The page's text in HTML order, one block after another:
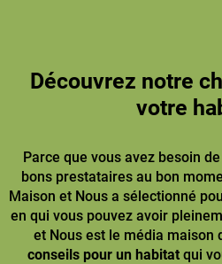
Découvrez notre
votre
Parce que vous avez besoin
bons prestataires au bon
Maison et Nous a sélectionné
en qui vous pouvez avoir
et Nous est le média maison
conseils pour un habitatqui